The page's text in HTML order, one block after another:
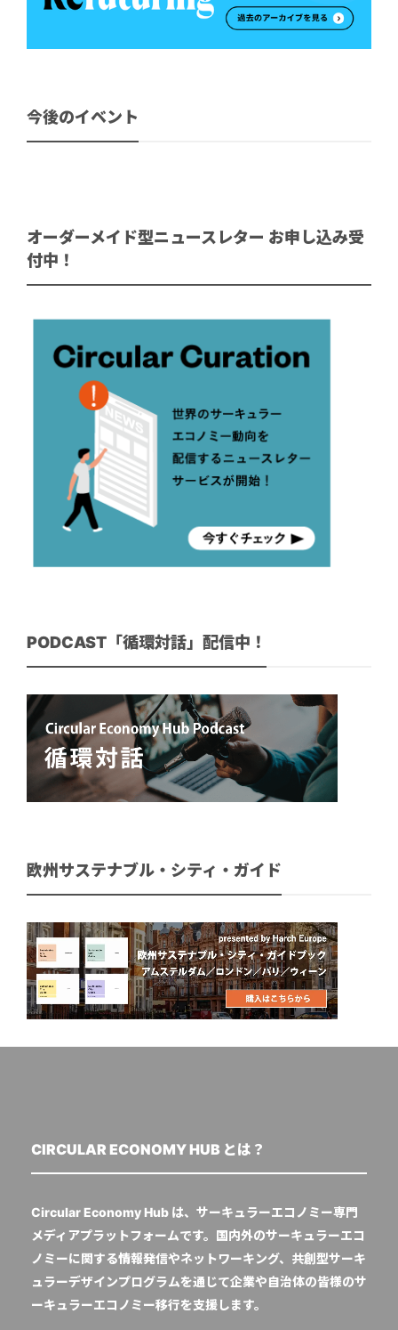
今後のイベント
オーダーメイド型ニュースレター お申し込み受
付中！
PODCAST「循環対話」配信中！
欧州サステナブル・シティ・ガイド
CIRCULAR ECONOMY HUB とは？
Circular Economy Hub は、サーキュラーエコノミー専門
メディアプラットフォームです。国内外のサーキュラーエコ
ノミーに関する情報発信やネットワーキング、共創型サーキ
ュラーデザインプログラムを通じて企業や自治体の皆様のサ
ーキュラーエコノミー移行を支援します。